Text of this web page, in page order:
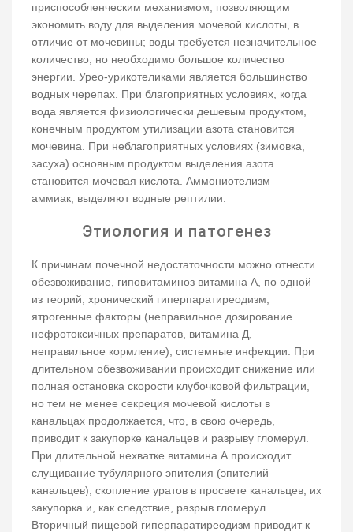
приспособленческим механизмом, позволяющим
экономить воду для выделения мочевой кислоты, в
отличие от мочевины; воды требуется незначительное
количество, но необходимо большое количество
энергии. Урео-урикотеликами является большинство
водных черепах. При благоприятных условиях, когда
вода является физиологически дешевым продуктом,
конечным продуктом утилизации азота становится
мочевина. При неблагоприятных условиях (зимовка,
засуха) основным продуктом выделения азота
становится мочевая кислота. Аммониотелизм –
аммиак, выделяют водные рептилии.
Этиология и патогенез
К причинам почечной недостаточности можно отнести
обезвоживание, гиповитаминоз витамина А, по одной
из теорий, хронический гиперпаратиреодизм,
ятрогенные факторы (неправильное дозирование
нефротоксичных препаратов, витамина Д,
неправильное кормление), системные инфекции. При
длительном обезвоживании происходит снижение или
полная остановка скорости клубочковой фильтрации,
но тем не менее секреция мочевой кислоты в
канальцах продолжается, что, в свою очередь,
приводит к закупорке канальцев и разрыву гломерул.
При длительной нехватке витамина А происходит
слущивание тубулярного эпителия (эпителий
канальцев), скопление уратов в просвете канальцев, их
закупорка и, как следствие, разрыв гломерул.
Вторичный пищевой гиперпаратиреодизм приводит к